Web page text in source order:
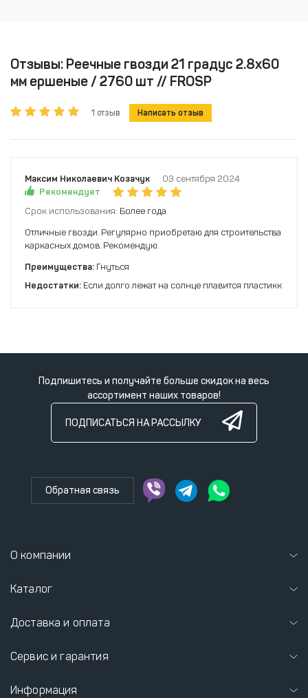
Отзывы: Реечные гвозди 21 градус 2.8х60
мм ершеные / 2760 шт // FROSP
1 отзыв Написать отзыв
Максим Николаевич Козачук
03 сентября 2024
Рекомендует
Срок использования: Более года
Отличные гвозди. Регулярно приобретаю для строительства
каркасных домов. Рекомендую.
Преимущества: Гнуться
Недостатки: Если долго лежат на солнце плавится пластикк
Подпишитесь и получайте больше скидок на весь
ассортимент наших товаров!
ПОДПИСАТЬСЯ НА РАССЫЛКУ
Обратная связь
О компании
Каталог
Доставка и оплата
Сервис и гарантия
Информация